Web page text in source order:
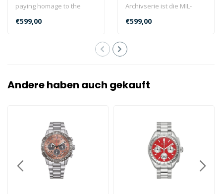
paying homage to the
famous 1970s "Devil
Diver" dive watch...
€599,00
Archivserie ist die MIL-
SHIPS-W-2181. Sie basiert
auf einem Prot..
€599,00
Andere haben auch gekauft